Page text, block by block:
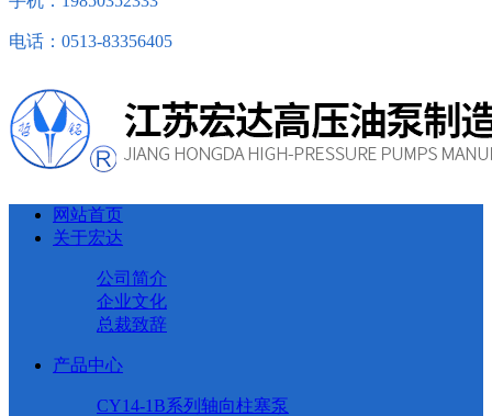
电话：0513-83356405
网站首页
关于宏达
公司简介
企业文化
总裁致辞
产品中心
CY14-1B系列轴向柱塞泵